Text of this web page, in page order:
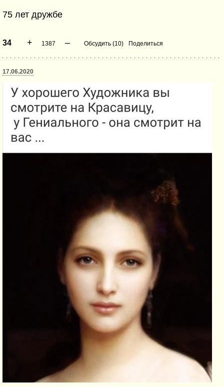
75 лет дружбе
34 + 1387 – Обсудить (10) Поделиться
17.06.2020